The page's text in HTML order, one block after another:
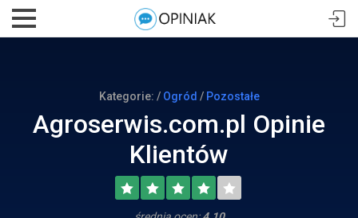
Kategorie: / Ogród / Pozostałe
Agroserwis.com.pl Opinie
Klientów